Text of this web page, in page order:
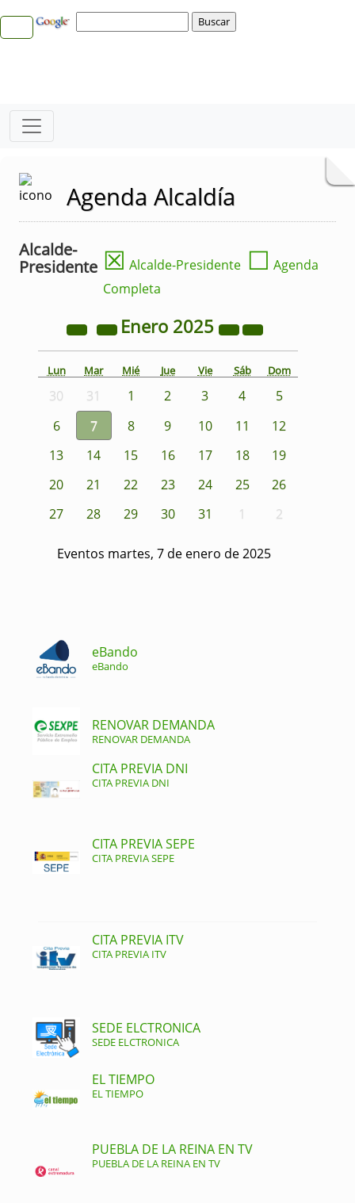
Agenda Alcaldía
Alcalde-
Presidente ☒ Alcalde-Presidente ☐ Agenda
Completa
Enero 2025
Lun Mar Mié Jue Vie Sáb Dom
30 31 1 2 3 4
5
6
7 8 9 10 11
12
13
14 15 16 17 18
19
20
21 22 23 24 25
26
27
28 29 30 31 1 2
Eventos martes, 7 de enero de 2025
eBando
eBando
RENOVAR DEMANDA
RENOVAR DEMANDA
CITA PREVIA DNI
CITA PREVIA DNI
CITA PREVIA SEPE
CITA PREVIA SEPE
CITA PREVIA ITV
CITA PREVIA ITV
SEDE ELCTRONICA
SEDE ELCTRONICA
EL TIEMPO
EL TIEMPO
PUEBLA DE LA REINA EN TV
PUEBLA DE LA REINA EN TV